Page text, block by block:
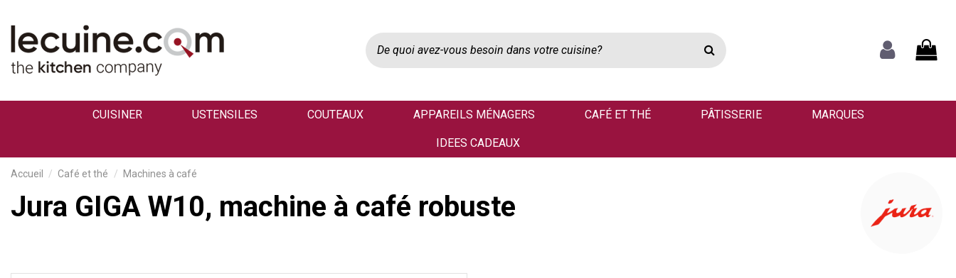
CUISINER USTENSILES COUTEAUX APPAREILS MÉNAGERS CAFÉ ET THÉ PÂTISSERIE MARQUES
IDEES CADEAUX
Accueil Café et thé Machines à café
Jura GIGA W10, machine à café robuste